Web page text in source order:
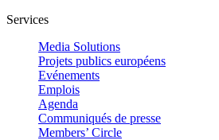
Services
Media Solutions
Projets publics européens
Evénements
Emplois
Agenda
Communiqués de presse
Members’ Circle